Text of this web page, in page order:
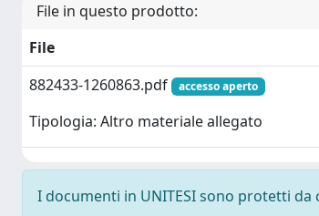
File in questo prodotto:
File
882433-1260863.pdf
accesso aperto
Tipologia: Altro materiale allegato
I documenti in UNITESI sono protetti